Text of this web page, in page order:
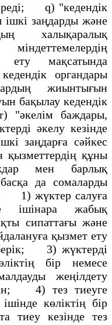
q) "кедендiк
iшкi заңдарды және
халықаралық
ету мақсатында
органдары
жиынтығын
бақылау кедендiк
"әкелiм баждары,
әкелу кезiнде
заңдарға сәйкес
қызметтердің құны
мен барлық
да сомаларды
1) жүктер салуға
iшiнара жабық
сипаттағы және
қызмет ету
3) жүктердi
бiр немесе
жеңілдету
4) тез тиеуге
көлiктің бiр
тиеу кезiнде тез